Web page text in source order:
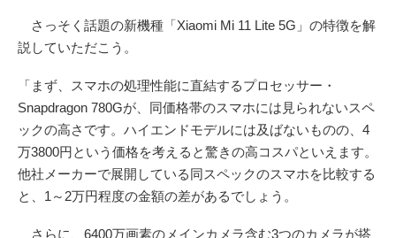
さっそく話題の新機種「Xiaomi Mi 11 Lite 5G」の特徴を解
説していただこう。
「まず、スマホの処理性能に直結するプロセッサー・
Snapdragon 780Gが、同価格帯のスマホには見られないスペ
ックの高さです。ハイエンドモデルには及ばないものの、4
万3800円という価格を考えると驚きの高コスパといえます。
他社メーカーで展開している同スペックのスマホを比較する
と、1～2万円程度の金額の差があるでしょう。
さらに、6400万画素のメインカメラ含む3つのカメラが搭